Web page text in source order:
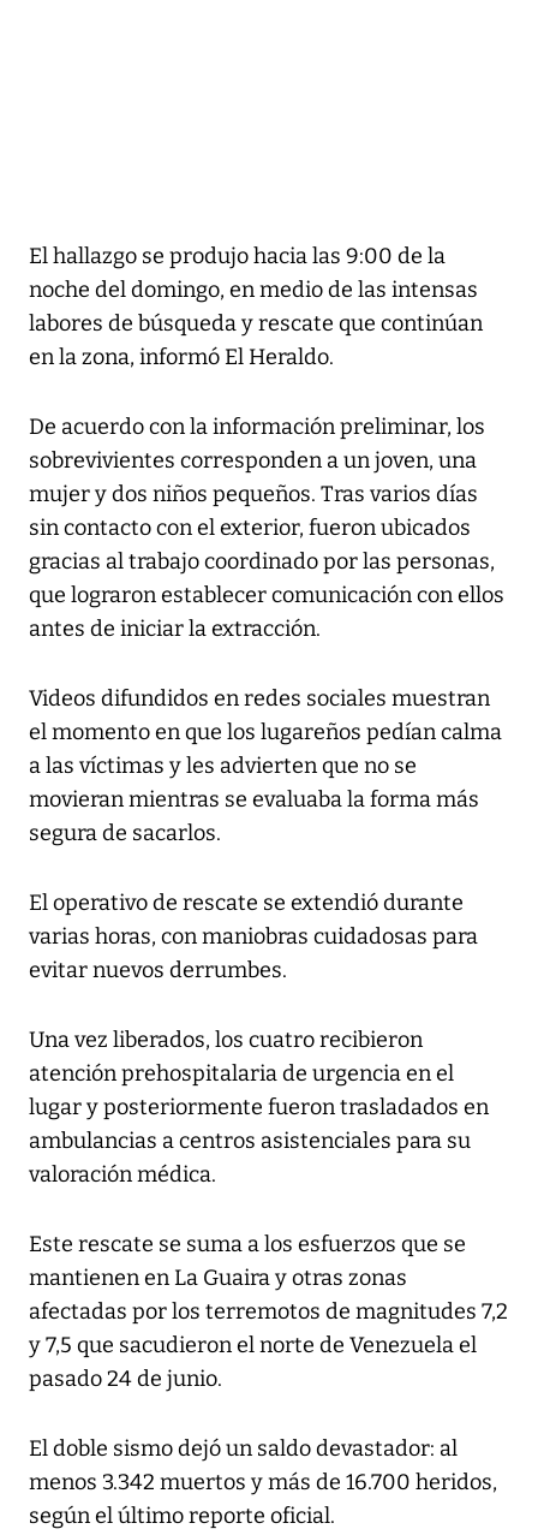
El hallazgo se produjo hacia las 9:00 de la
noche del domingo, en medio de las intensas
labores de búsqueda y rescate que continúan
en la zona, informó El Heraldo.
De acuerdo con la información preliminar, los
sobrevivientes corresponden a un joven, una
mujer y dos niños pequeños. Tras varios días
sin contacto con el exterior, fueron ubicados
gracias al trabajo coordinado por las personas,
que lograron establecer comunicación con ellos
antes de iniciar la extracción.
Videos difundidos en redes sociales muestran
el momento en que los lugareños pedían calma
a las víctimas y les advierten que no se
movieran mientras se evaluaba la forma más
segura de sacarlos.
El operativo de rescate se extendió durante
varias horas, con maniobras cuidadosas para
evitar nuevos derrumbes.
Una vez liberados, los cuatro recibieron
atención prehospitalaria de urgencia en el
lugar y posteriormente fueron trasladados en
ambulancias a centros asistenciales para su
valoración médica.
Este rescate se suma a los esfuerzos que se
mantienen en La Guaira y otras zonas
afectadas por los terremotos de magnitudes 7,2
y 7,5 que sacudieron el norte de Venezuela el
pasado 24 de junio.
El doble sismo dejó un saldo devastador: al
menos 3.342 muertos y más de 16.700 heridos,
según el último reporte oficial.